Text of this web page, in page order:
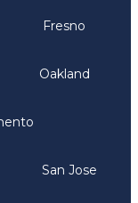
Fresno
Oakland
San Jose